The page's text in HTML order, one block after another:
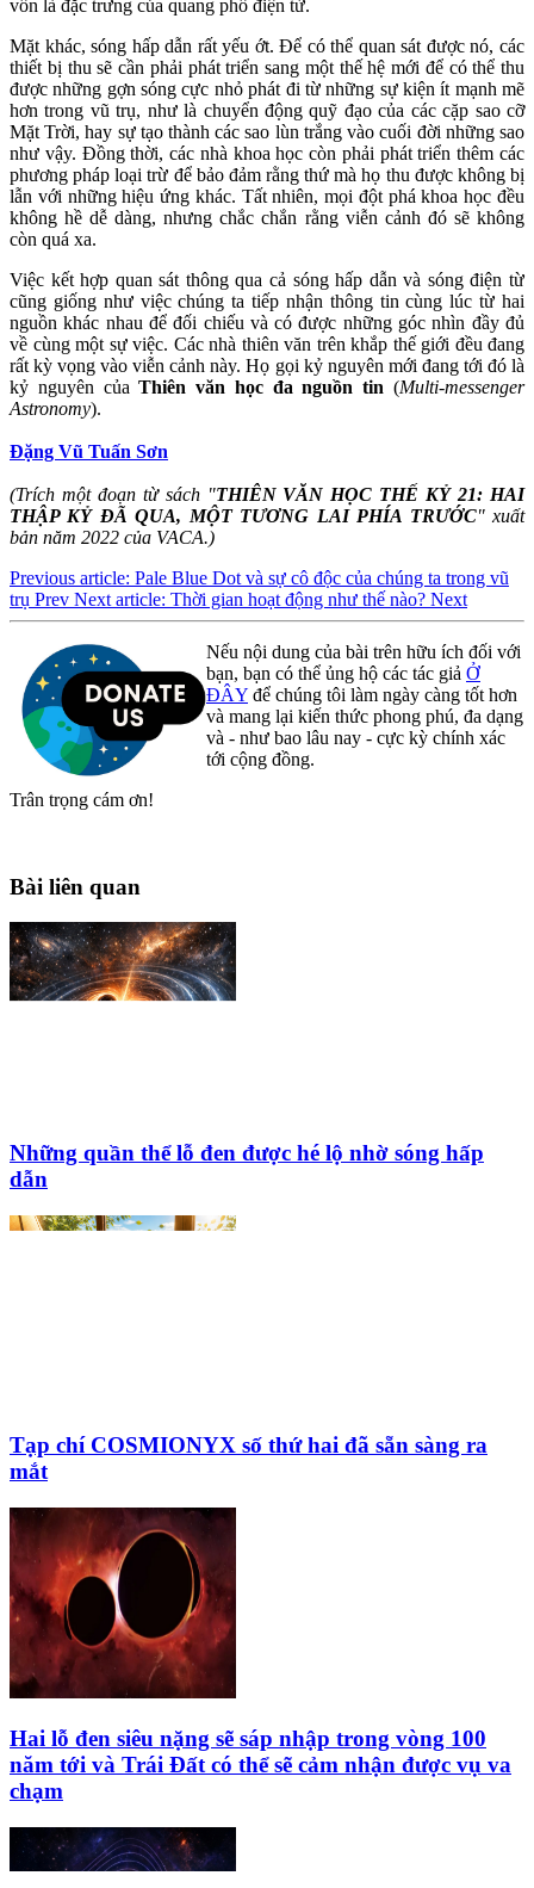
vốn là đặc trưng của quang phổ điện từ.
Mặt khác, sóng hấp dẫn rất yếu ớt. Để có thể quan sát được nó, các
thiết bị thu sẽ cần phải phát triển sang một thế hệ mới để có thể thu
được những gợn sóng cực nhỏ phát đi từ những sự kiện ít mạnh mẽ
hơn trong vũ trụ, như là chuyển động quỹ đạo của các cặp sao cỡ
Mặt Trời, hay sự tạo thành các sao lùn trắng vào cuối đời những sao
như vậy. Đồng thời, các nhà khoa học còn phải phát triển thêm các
phương pháp loại trừ để bảo đảm rằng thứ mà họ thu được không bị
lẫn với những hiệu ứng khác. Tất nhiên, mọi đột phá khoa học đều
không hề dễ dàng, nhưng chắc chắn rằng viễn cảnh đó sẽ không
còn quá xa.
Việc kết hợp quan sát thông qua cả sóng hấp dẫn và sóng điện từ
cũng giống như việc chúng ta tiếp nhận thông tin cùng lúc từ hai
nguồn khác nhau để đối chiếu và có được những góc nhìn đầy đủ
về cùng một sự việc. Các nhà thiên văn trên khắp thế giới đều đang
rất kỳ vọng vào viễn cảnh này. Họ gọi kỷ nguyên mới đang tới đó là
kỷ nguyên củaThiên văn học đa nguồn tin (Multi-messenger
Astronomy).
Đặng Vũ Tuấn Sơn
(Trích một đoạn từ sách "THIÊN VĂN HỌC THẾ KỶ 21: HAI
THẬP KỶ ĐÃ QUA, MỘT TƯƠNG LAI PHÍA TRƯỚC" xuất
bản năm 2022 của VACA.)
Previous article: Pale Blue Dot và sự cô độc của chúng ta trong vũ
trụ Prev Next article: Thời gian hoạt động như thế nào? Next
Nếu nội dung của bài trên hữu ích đối với
bạn, bạn có thể ủng hộ các tác giả Ở
ĐÂY để chúng tôi làm ngày càng tốt hơn
và mang lại kiến thức phong phú, đa dạng
và - như bao lâu nay - cực kỳ chính xác
tới cộng đồng.
Trân trọng cám ơn!
Bài liên quan
Những quần thể lỗ đen được hé lộ nhờ sóng hấp
dẫn
Tạp chí COSMIONYX số thứ hai đã sẵn sàng ra
mắt
Hai lỗ đen siêu nặng sẽ sáp nhập trong vòng 100
năm tới và Trái Đất có thể sẽ cảm nhận được vụ va
chạm